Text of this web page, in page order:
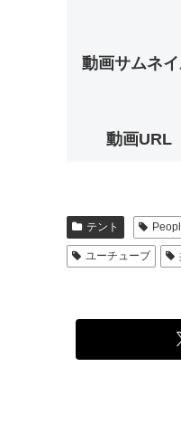
動画サムネ
動画URL
テント
ユーチューブ